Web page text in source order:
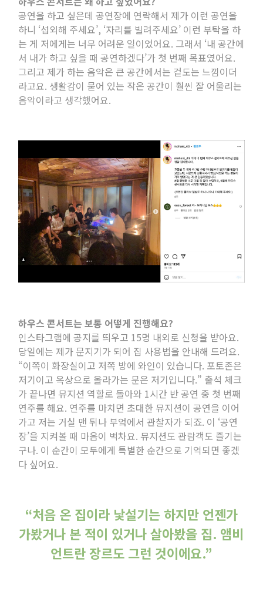
공연을 하고 싶은데 공연장에 연락해서 제가 이런 공연을
하니 ‘섭외해 주세요’, ‘자리를 빌려주세요’ 이런 부탁을 하
는 게 저에게는 너무 어려운 일이었어요. 그래서 ‘내 공간에
서 내가 하고 싶을 때 공연하겠다’가 첫 번째 목표였어요.
그리고 제가 하는 음악은 큰 공간에서는 겉도는 느낌이더
라고요. 생활감이 묻어 있는 작은 공간이 훨씬 잘 어울리는
음악이라고 생각했어요.
하우스 콘서트는 보통 어떻게 진행해요?
인스타그램에 공지를 띄우고 15명 내외로 신청을 받아요.
당일에는 제가 문지기가 되어 집 사용법을 안내해 드려요.
“이쪽이 화장실이고 저쪽 방에 와인이 있습니다. 포토존은
저기이고 옥상으로 올라가는 문은 저기입니다.” 출석 체크
가 끝나면 뮤지션 역할로 돌아와 1시간 반 공연 중 첫 번째
연주를 해요. 연주를 마치면 초대한 뮤지션이 공연을 이어
가고 저는 거실 맨 뒤나 부엌에서 관찰자가 되죠. 이 ‘공연
장’을 지켜볼 때 마음이 벅차요.뮤지션도 관람객도 즐기는
구나. 이 순간이 모두에게 특별한 순간으로 기억되면 좋겠
다 싶어요.
“처음 온 집이라 낯설기는 하지만 언젠가
가봤거나 본 적이 있거나 살아봤을 집. 앰비
언트란 장르도 그런 것이에요.”